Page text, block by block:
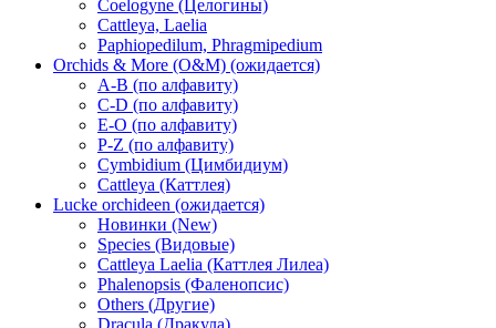
Coelogyne (Целогины)
Cattleya, Laelia
Paphiopedilum, Phragmipedium
Orchids & More (O&M) (ожидается)
A-B (по алфавиту)
C-D (по алфавиту)
E-O (по алфавиту)
P-Z (по алфавиту)
Cymbidium (Цимбидиум)
Cattleya (Каттлея)
Lucke orchideen (ожидается)
Новинки (New)
Species (Видовые)
Cattleya Laelia (Каттлея Лилеа)
Phalenopsis (Фаленопсис)
Others (Другие)
Dracula (Дракула)